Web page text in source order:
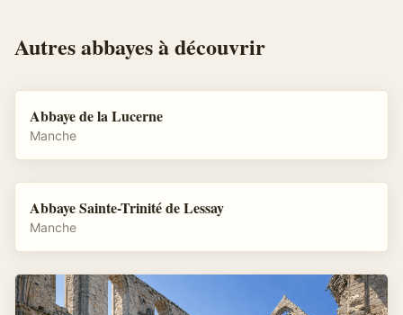
Autresabbayesà découvrir
Abbaye de la Lucerne
Manche
Abbaye Sainte-Trinité de Lessay
Manche